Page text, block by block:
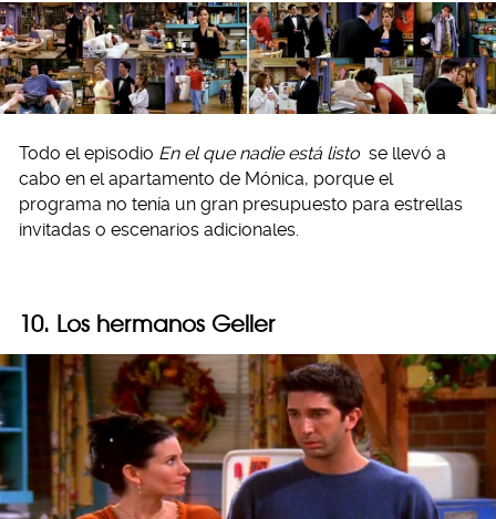
Todo el episodio En el que nadie está listo se llevó a
cabo en el apartamento de Mónica, porque el
programa no tenía un gran presupuesto para estrellas
invitadas o escenarios adicionales.
10. Los hermanos Geller